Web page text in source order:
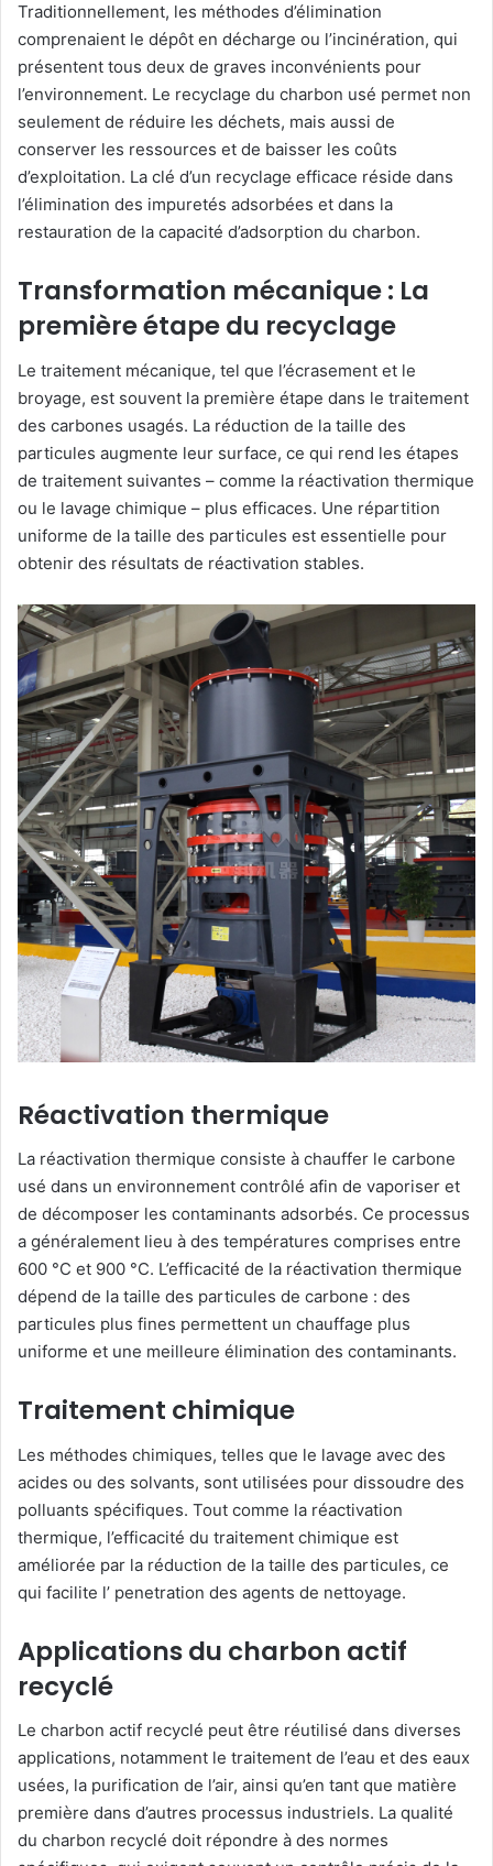
Traditionnellement, les méthodes d’élimination
comprenaient le dépôt en décharge ou l’incinération, qui
présentent tous deux de graves inconvénients pour
l’environnement. Le recyclage du charbon usé permet non
seulement de réduire les déchets, mais aussi de
conserver les ressources et de baisser les coûts
d’exploitation. La clé d’un recyclage efficace réside dans
l’élimination des impuretés adsorbées et dans la
restauration de la capacité d’adsorption du charbon.
Transformation mécanique : La
première étape du recyclage
Le traitement mécanique, tel que l’écrasement et le
broyage, est souvent la première étape dans le traitement
des carbones usagés. La réduction de la taille des
particules augmente leur surface, ce qui rend les étapes
de traitement suivantes – comme la réactivation thermique
ou le lavage chimique – plus efficaces. Une répartition
uniforme de la taille des particules est essentielle pour
obtenir des résultats de réactivation stables.
Réactivation thermique
La réactivation thermique consiste à chauffer le carbone
usé dans un environnement contrôlé afin de vaporiser et
de décomposer les contaminants adsorbés. Ce processus
a généralement lieu à des températures comprises entre
600 °C et 900 °C. L’efficacité de la réactivation thermique
dépend de la taille des particules de carbone : des
particules plus fines permettent un chauffage plus
uniforme et une meilleure élimination des contaminants.
Traitement chimique
Les méthodes chimiques, telles que le lavage avec des
acides ou des solvants, sont utilisées pour dissoudre des
polluants spécifiques. Tout comme la réactivation
thermique, l’efficacité du traitement chimique est
améliorée par la réduction de la taille des particules, ce
qui facilite l’ penetration des agents de nettoyage.
Applications du charbon actif
recyclé
Le charbon actif recyclé peut être réutilisé dans diverses
applications, notamment le traitement de l’eau et des eaux
usées, la purification de l’air, ainsi qu’en tant que matière
première dans d’autres processus industriels. La qualité
du charbon recyclé doit répondre à des normes